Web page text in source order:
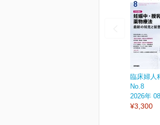
臨床婦
No.8
2026年
¥3,300